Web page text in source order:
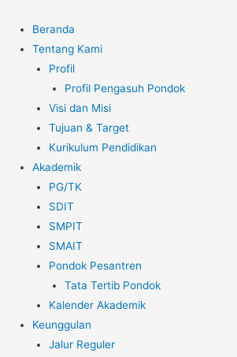
Beranda
Tentang Kami
Profil
Profil Pengasuh Pondok
Visi dan Misi
Tujuan & Target
Kurikulum Pendidikan
Akademik
PG/TK
SDIT
SMPIT
SMAIT
Pondok Pesantren
Tata Tertib Pondok
Kalender Akademik
Keunggulan
Jalur Reguler